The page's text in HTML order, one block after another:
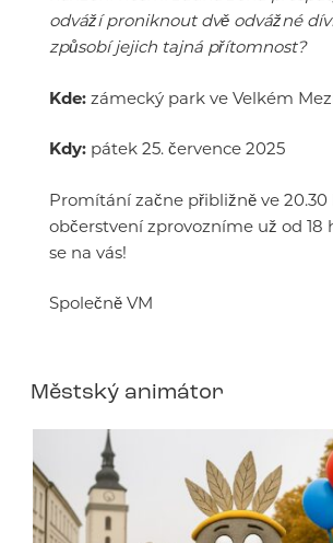
odváží proniknout dvě odvážné
způsobí jejich tajná přítomnost?
Kde: zámecký park ve Velkém
Kdy: pátek 25. července 2025
Promítání začne přibližně ve 20.30
občerstvení zprovozníme už od 18
se na vás!
Společně VM
Městský animátor